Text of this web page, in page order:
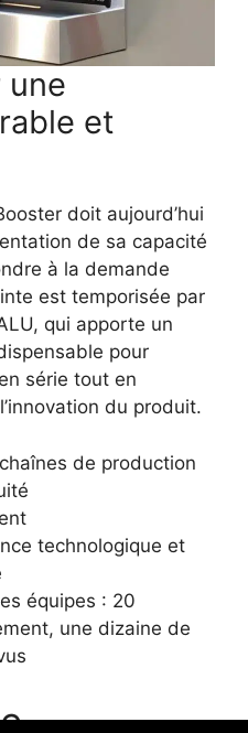
une
et
doit aujourd’hui
de sa capacité
à la demande
est temporisée par
qui apporte un
pour
série tout en
du produit.
de production
technologique et
équipes : 20
une dizaine de